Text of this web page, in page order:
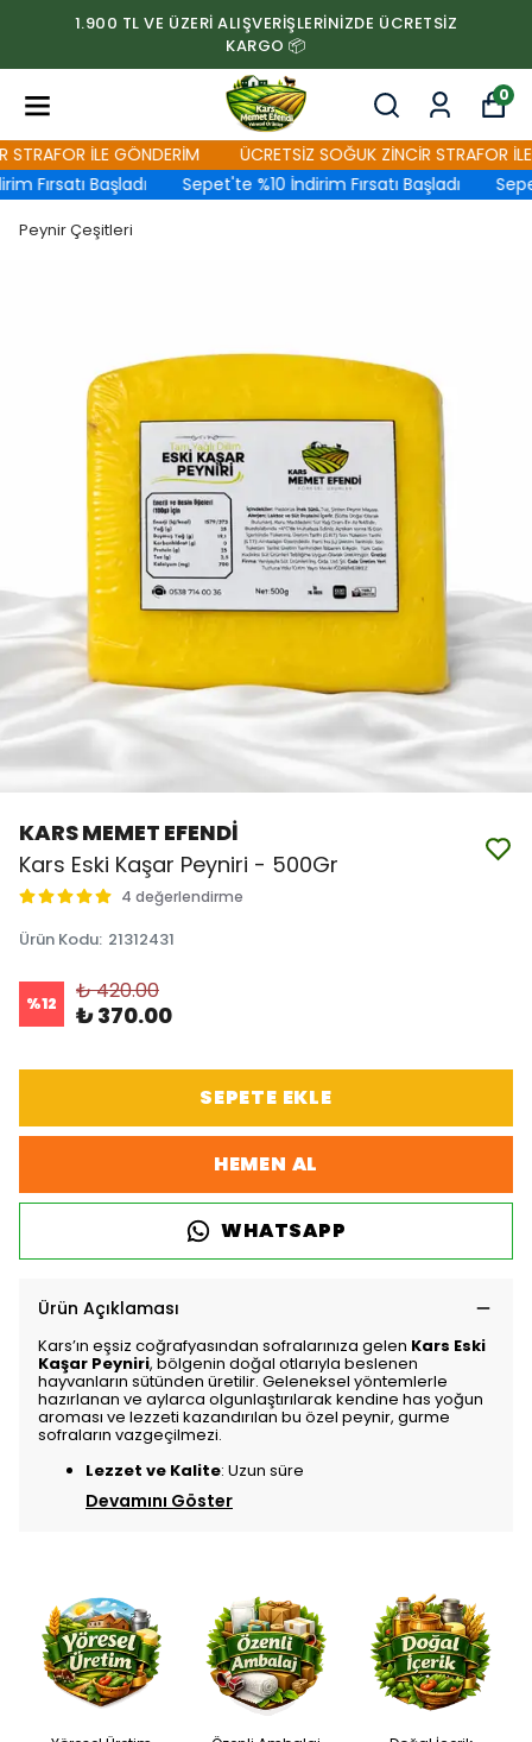
1.900 TL VE ÜZERİ ALIŞVERİŞLERİNİZDE ÜCRETSİZ
KARGO 📦
0
İLE GÖNDERİM
ÜCRETSİZ SOĞUK ZİNCİR STRAFOR İLE
Fırsatı Başladı
Sepet'te %10 İndirim Fırsatı Başladı
Peynir Çeşitleri
KARS MEMET EFENDİ
Kars Eski Kaşar Peyniri - 500Gr
4 değerlendirme
Ürün Kodu: 21312431
%12 ₺ 420.00
₺ 370.00
SEPETE EKLE
HEMEN AL
WHATSAPP
Ürün Açıklaması
Kars’ın eşsiz coğrafyasından sofralarınıza gelen Kars Eski
Kaşar Peyniri, bölgenin doğal otlarıyla beslenen
hayvanların sütünden üretilir. Geleneksel yöntemlerle
hazırlanan ve aylarca olgunlaştırılarak kendine has yoğun
aroması ve lezzeti kazandırılan bu özel peynir, gurme
sofraların vazgeçilmezi.
Lezzet ve Kalite: Uzun süre
Devamını Göster